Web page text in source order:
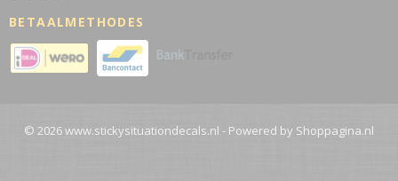
BETAALMETHODES
© 2026 www.stickysituationdecals.nl - Powered by Shoppagina.nl